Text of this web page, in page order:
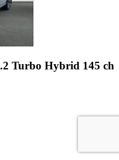
Turbo Hybrid 145 ch